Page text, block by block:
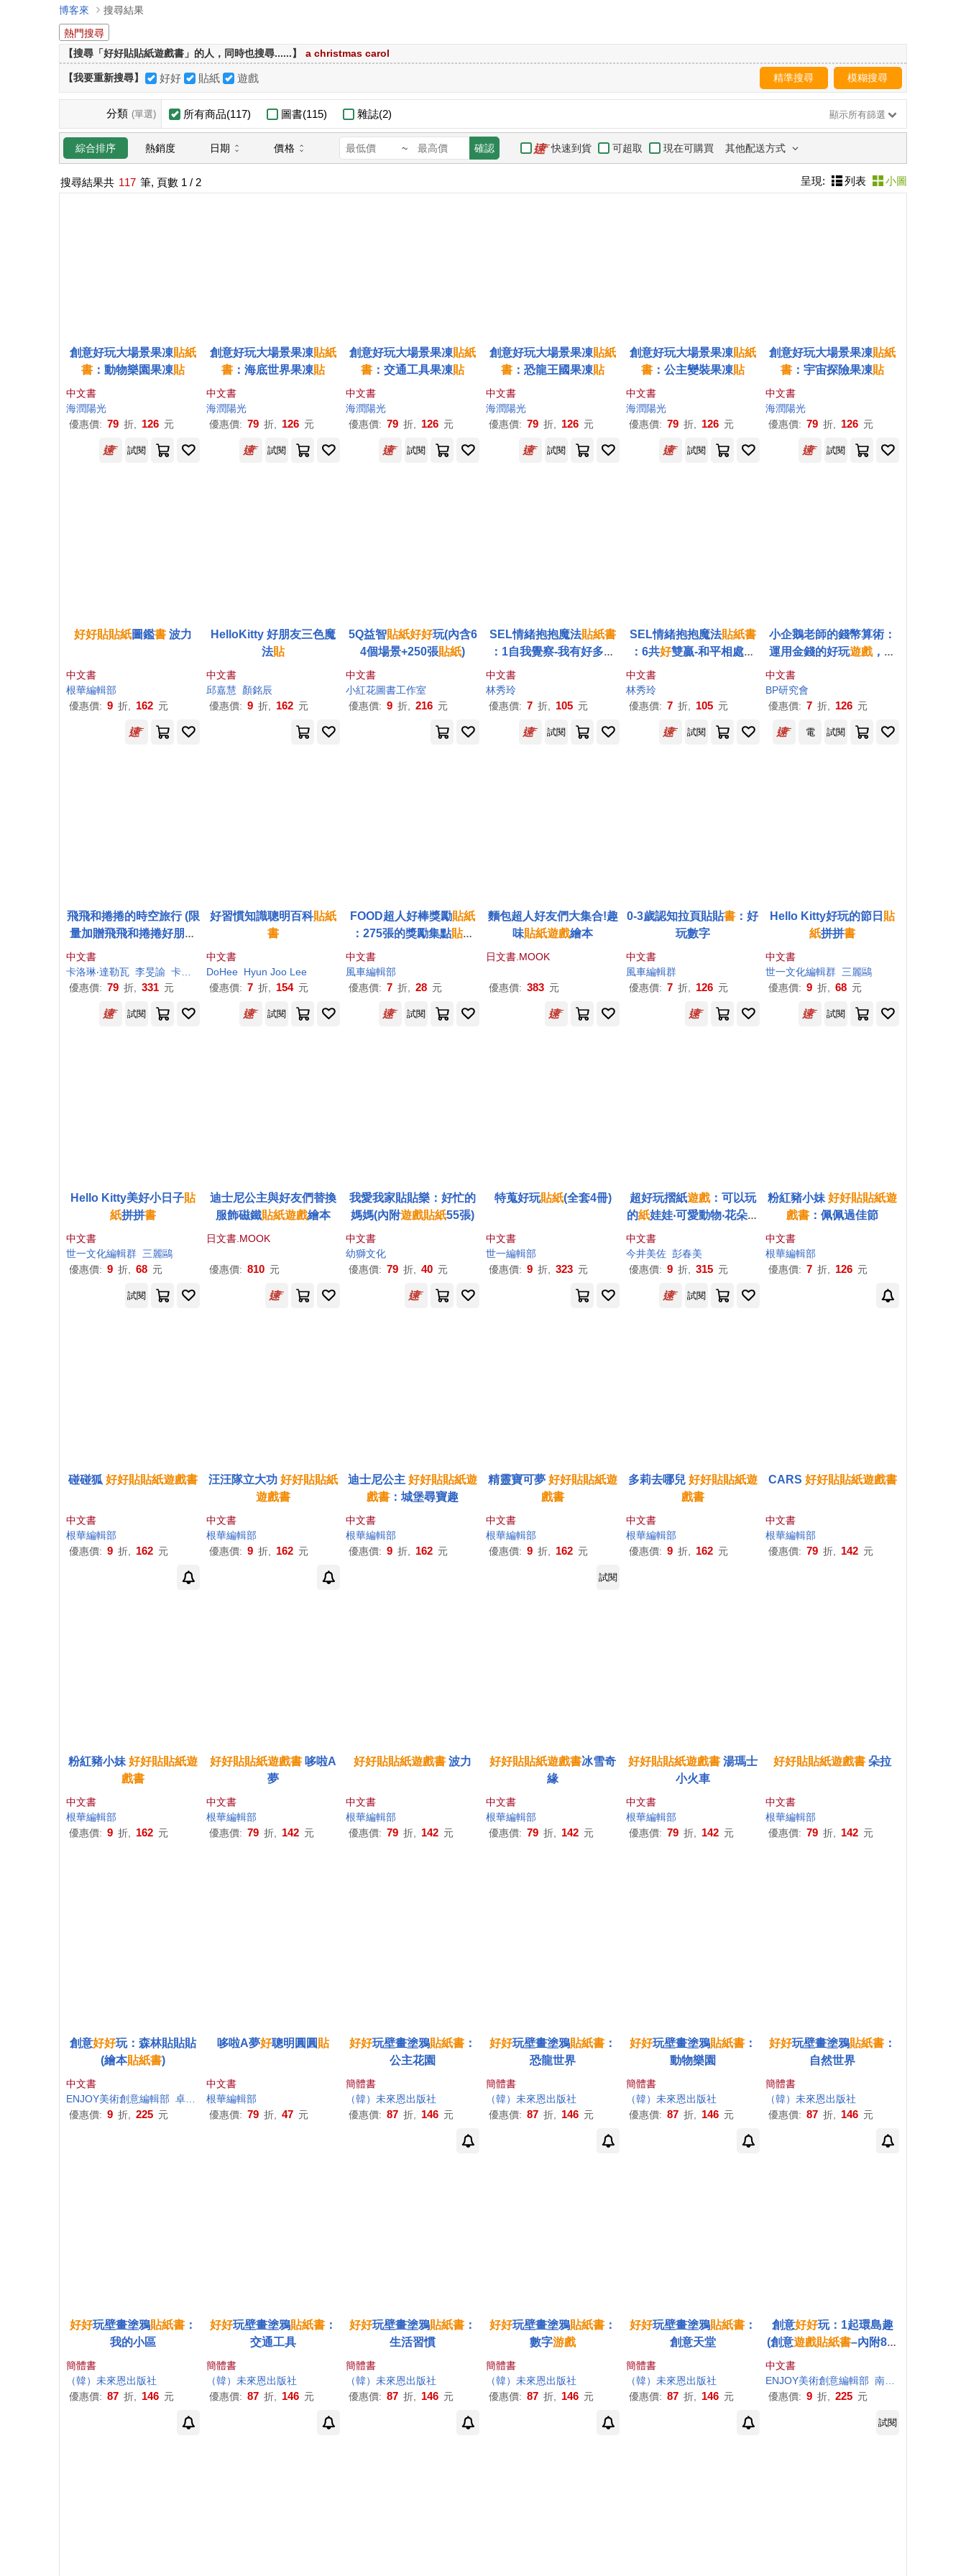
博客來
搜尋結果
熱門搜尋
【搜尋「好好貼貼紙遊戲書」的人，同時也搜尋......】
a christmas carol
【我要重新搜尋】 好好 貼紙 遊戲 精準搜尋 模糊搜尋
分類 (單選) 所有商品(117) 圖書(115) 雜誌(2) 顯示所有篩選
綜合排序 熱銷度 日期 價格 ~ 確認 快速到貨 可超取 現在可購買 其他配送方式
搜尋結果共 117 筆, 頁數 1 / 2 呈現: 列表 小圖
創意好玩大場景果凍貼紙
書 ：動物樂園果凍貼
中文書
海潤陽光
優惠價: 79 折, 126 元
創意好玩大場景果凍貼紙
書：海底世界果凍貼
中文書
海潤陽光
優惠價: 79 折, 126 元
創意好玩大場景果凍貼紙
書 ：交通工具果凍貼
中文書
海潤陽光
優惠價: 79 折, 126 元
創意好玩大場景果凍貼紙
書 ：恐龍王國果凍貼
中文書
海潤陽光
優惠價: 79 折, 126 元
創意好玩大場景果凍貼紙
書：公主變裝果凍貼
中文書
海潤陽光
優惠價: 79 折, 126 元
創意好玩大場景果凍貼紙
書 ：宇宙探險果凍貼
中文書
海潤陽光
優惠價: 79 折, 126 元
試閱 試閱 試閱 試閱 試閱 試閱
好好貼貼紙圖鑑書 波力
中文書
根華編輯部
優惠價: 9 折, 162 元
HelloKitty 好朋友三色魔
法貼
中文書
邱嘉慧 顏銘辰
優惠價: 9 折, 162 元
5Q益智貼紙好好玩(內含6
4個場景+250張貼紙)
中文書
小紅花圖書工作室
優惠價: 9 折, 216 元
SEL情緒抱抱魔法貼紙書
：1自我覺察-我有好多情
中文書
林秀玲
優惠價: 7 折, 105 元
SEL情緒抱抱魔法貼紙書
：6共好雙贏-和平相處不
中文書
林秀玲
優惠價: 7 折, 105 元
小企鵝老師的錢幣算術：
運用金錢的好玩遊戲，基
礎加法與減法同時進步的
練習本!(隨書附贈超大
2張，玩具錢幣52枚，玩
中文書
BP研究會
優惠價: 7 折, 126 元
試閱 試閱 電 試閱
飛飛和捲捲的時空旅行 (限
量加贈飛飛和捲捲好朋友
貼紙)：冒險故事×找找
戲×趣味認知
中文書
卡洛琳‧達勒瓦 李旻諭 卡洛琳‧達勒瓦（Caroline Dall’Ava）
優惠價: 79 折, 331 元
好習慣知識聰明百科貼紙
書
中文書
DoHee Hyun Joo Lee
優惠價: 7 折, 154 元
FOOD超人好棒獎勵貼紙
：275張的獎勵集點貼紙
中文書
風車編輯部
優惠價: 7 折, 28 元
麵包超人好友們大集合!趣
味貼紙遊戲繪本
日文書.MOOK
優惠價: 383 元
0-3歲認知拉頁貼貼書 ：好
玩數字
中文書
風車編輯群
優惠價: 7 折, 126 元
Hello Kitty好玩的節日 貼
紙拼拼書
中文書
世一文化編輯群 三麗鷗
優惠價: 9 折, 68 元
試閱 試閱 試閱 試閱
Hello Kitty美好小日子貼
紙拼拼書
中文書
世一文化編輯群 三麗鷗
優惠價: 9 折, 68 元
迪士尼公主與好友們替換
服飾磁鐵貼紙遊戲繪本
日文書.MOOK
優惠價: 810 元
我愛我家貼貼樂：好忙的
媽媽(內附遊戲貼紙55張)
中文書
幼獅文化
優惠價: 79 折, 40 元
特蒐好玩貼紙(全套4冊)
中文書
世一編輯部
優惠價: 9 折, 323 元
超好玩摺紙遊戲：可以玩
的紙娃娃‧可愛動物‧花朵裝
中文書
今井美佐 彭春美
優惠價: 9 折, 315 元
粉紅豬小妹好好貼貼紙遊
戲書 ：佩佩過佳節
中文書
根華編輯部
優惠價: 7 折, 126 元
試閱 試閱
碰碰狐 好好貼貼紙遊戲書
中文書
根華編輯部
優惠價: 9 折, 162 元
汪汪隊立大功 好好貼貼紙
遊戲書
中文書
根華編輯部
優惠價: 9 折, 162 元
迪士尼公主好好貼貼紙遊
戲書 ：城堡尋寶趣
中文書
根華編輯部
優惠價: 9 折, 162 元
精靈寶可夢好好貼貼紙遊
戲書
中文書
根華編輯部
優惠價: 9 折, 162 元
多莉去哪兒 好好貼貼紙遊
戲書
中文書
根華編輯部
優惠價: 9 折, 162 元
CARS 好好貼貼紙遊戲書
中文書
根華編輯部
優惠價: 79 折, 142 元
試閱
粉紅豬小妹 好好貼貼紙遊
戲書
中文書
根華編輯部
優惠價: 9 折, 162 元
好好貼貼紙遊戲書哆啦A
夢
中文書
根華編輯部
優惠價: 79 折, 142 元
好好貼貼紙遊戲書 波力
中文書
根華編輯部
優惠價: 79 折, 142 元
好好貼貼紙遊戲書冰雪奇
緣
中文書
根華編輯部
優惠價: 79 折, 142 元
好好貼貼紙遊戲書湯瑪士
小火車
中文書
根華編輯部
優惠價: 79 折, 142 元
好好貼貼紙遊戲書 朵拉
中文書
根華編輯部
優惠價: 79 折, 142 元
創意好好玩：森林貼貼貼
(繪本貼紙書)
中文書
ENJOY美術創意編輯部 卓昆峰
優惠價: 9 折, 225 元
哆啦A夢好聰明圓圓貼
中文書
根華編輯部
優惠價: 79 折, 47 元
好好玩壁畫塗鴉貼紙書 ：
公主花園
簡體書
（韓）未來恩出版社
優惠價: 87 折, 146 元
好好玩壁畫塗鴉貼紙書 ：
恐龍世界
簡體書
（韓）未來恩出版社
優惠價: 87 折, 146 元
好好玩壁畫塗鴉貼紙書：
動物樂園
簡體書
（韓）未來恩出版社
優惠價: 87 折, 146 元
好好玩壁畫塗鴉貼紙書 ：
自然世界
簡體書
（韓）未來恩出版社
優惠價: 87 折, 146 元
好好玩壁畫塗鴉貼紙書 ：
我的小區
簡體書
（韓）未來恩出版社
優惠價: 87 折, 146 元
好好玩壁畫塗鴉貼紙書：
交通工具
簡體書
（韓）未來恩出版社
優惠價: 87 折, 146 元
好好玩壁畫塗鴉貼紙書 ：
生活習慣
簡體書
（韓）未來恩出版社
優惠價: 87 折, 146 元
好好玩壁畫塗鴉貼紙書 ：
數字游戲
簡體書
（韓）未來恩出版社
優惠價: 87 折, 146 元
好好玩壁畫塗鴉貼紙書：
創意天堂
簡體書
（韓）未來恩出版社
優惠價: 87 折, 146 元
創意好好玩：1起環島趣
(創意遊戲貼紙書–內附8頁
中文書
ENJOY美術創意編輯部 南瓜頭
優惠價: 9 折, 225 元
試閱